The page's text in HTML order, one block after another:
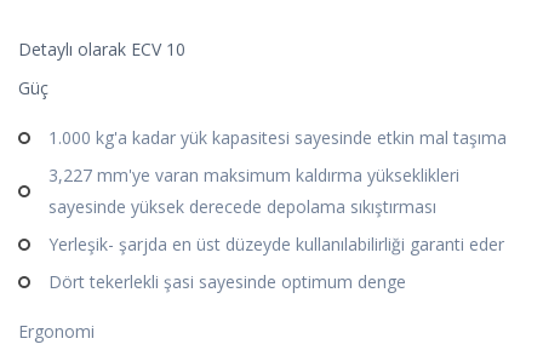
Detaylı olarak ECV 10
Güç
1.000 kg'a kadar yük kapasitesi sayesinde etkin mal taşıma
3,227 mm'ye varan maksimum kaldırma yükseklikleri
sayesinde yüksek derecede depolama sıkıştırması
Yerleşik- şarjda en üst düzeyde kullanılabilirliği garanti eder
Dört tekerlekli şasi sayesinde optimum denge
Ergonomi